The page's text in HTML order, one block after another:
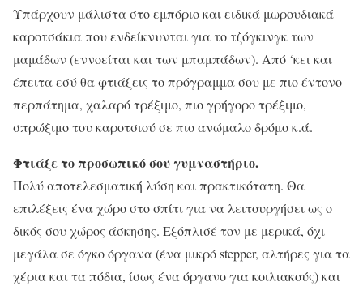
Υπάρχουν μάλιστα στο εμπόριο και ειδικά μωρουδιακά
καροτσάκια που ενδείκνυνται για το τζόγκινγκ των
μαμάδων (εννοείται και των μπαμπάδων). Από ‘κει και
έπειτα εσύ θα φτιάξεις το πρόγραμμα σου με πιο έντονο
περπάτημα, χαλαρό τρέξιμο, πιο γρήγορο τρέξιμο,
σπρώξιμο του καροτσιού σε πιο ανώμαλο δρόμο κ.ά.
Φτιάξε το προσωπικό σου γυμναστήριο.
Πολύ αποτελεσματική λύση και πρακτικότατη. Θα
επιλέξεις ένα χώρο στο σπίτι για να λειτουργήσει ως ο
δικός σου χώρος άσκησης. Εξόπλισέ τον με μερικά, όχι
μεγάλα σε όγκο όργανα (ένα μικρό stepper, αλτήρες για τα
χέρια και τα πόδια, ίσως ένα όργανο για κοιλιακούς) και